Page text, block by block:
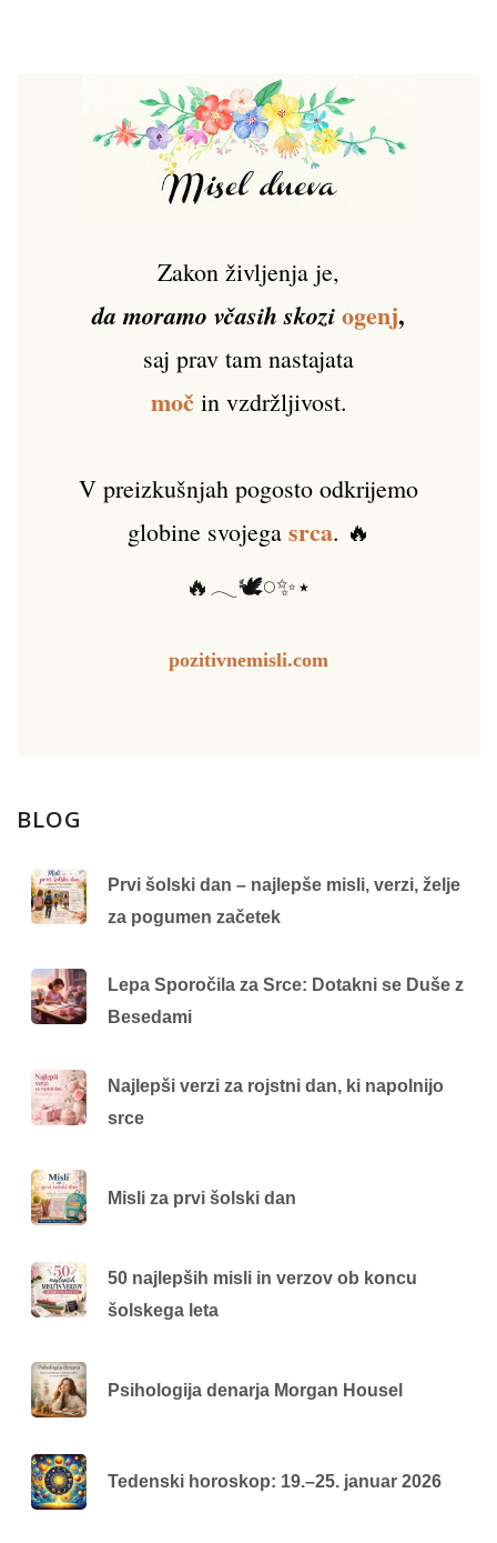
Zakon življenja je,
da moramo včasih skoziogenj,
saj prav tam nastajata
močin vzdržljivost.
V preizkušnjah pogosto odkrijemo
globine svojega srca. 🔥
🔥𓂃🕊️𓏸✨⋆
pozitivnemisli.com
BLOG
Prvi šolski dan – najlepše misli, verzi, želje
za pogumen začetek
Lepa Sporočila za Srce: Dotakni se Duše z
Besedami
Najlepši verzi za rojstni dan, ki napolnijo
srce
Misli za prvi šolski dan
50 najlepših misli in verzov ob koncu
šolskega leta
Psihologija denarja Morgan Housel
Tedenski horoskop: 19.–25. januar 2026